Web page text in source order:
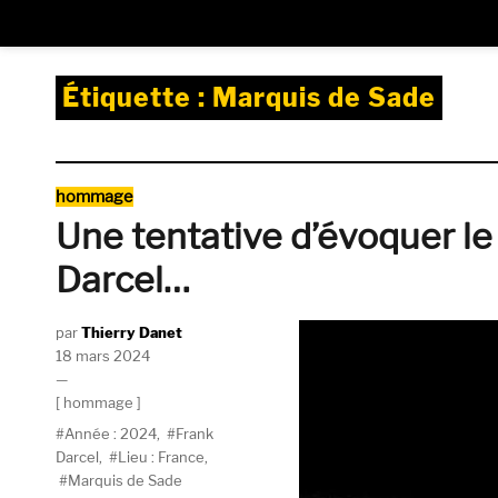
Étiquette : Marquis de Sade
Catégories
hommage
Une tentative d’évoquer
Darcel…
AuteurThierry Danet
Publié
le
18 mars 2024
Catégories
hommage
Étiquettes
Année : 2024
Frank
Darcel
Lieu : France
Marquis de Sade